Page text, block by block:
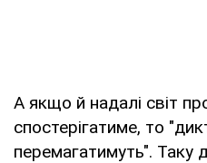
А якщо й надалі світ
спостерігатиме, то
перемагатимуть". Таку